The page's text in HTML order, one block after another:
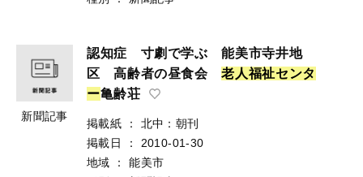
新聞記事
認知症 寸劇で学ぶ 能美市寺井地
区 高齢者の昼食会老 人福祉セ ンタ
ー亀齢荘
掲載紙 ：
北中：朝刊
掲載日
：
2010-01-30
地域
：
能美市